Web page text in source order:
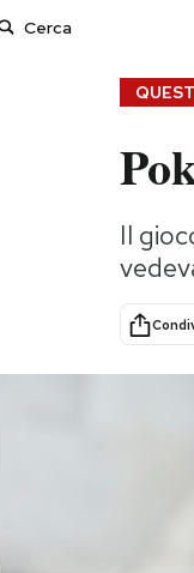
Consumismi
Storie/Idee
Ok Boomer!
Media
Il